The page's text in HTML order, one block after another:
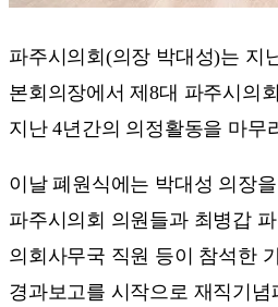
파주시의회(의장 박대성)는 지
본회의장에서 제8대 파주시의
지난 4년간의 의정활동을 마무
이날 폐원식에는 박대성 의장
파주시의회 의원들과 최병갑
의회사무국 직원 등이 참석한
경과보고를 시작으로 재직기